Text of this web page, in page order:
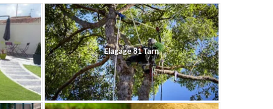
Elagage 81 Tarn